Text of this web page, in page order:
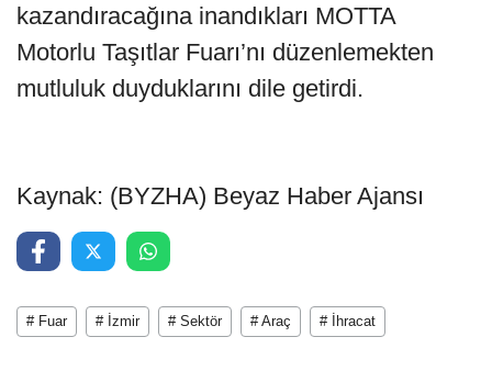
kazandıracağına inandıkları MOTTA
Motorlu Taşıtlar Fuarı’nı düzenlemekten
mutluluk duyduklarını dile getirdi.
Kaynak: (BYZHA) Beyaz Haber Ajansı
# Fuar # İzmir # Sektör # Araç # İhracat